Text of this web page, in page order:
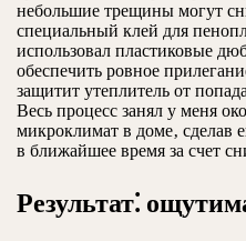
небольшие трещины могут
специальный клей для
использовал пластиковые
обеспечить ровное
защитит утеплитель от
Весь процесс занял у меня
микроклимат в доме‚ сделав
в ближайшее время за счет
Результат⁚